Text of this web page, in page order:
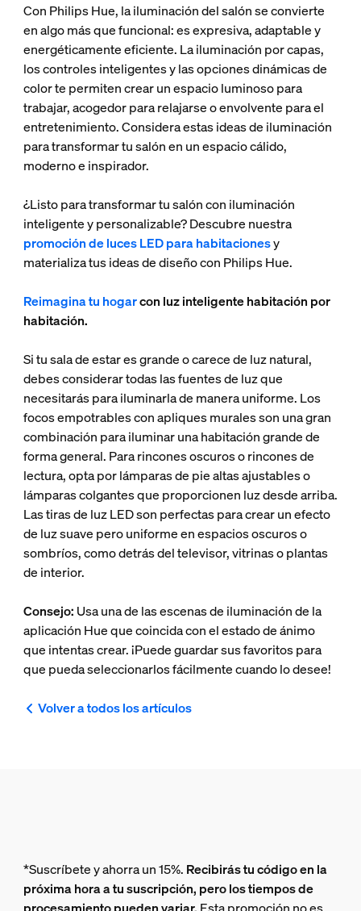
Con Philips Hue, la iluminación del salón se convierte
en algo más que funcional: es expresiva, adaptable y
energéticamente eficiente. La iluminación por capas,
los controles inteligentes y las opciones dinámicas de
color te permiten crear un espacio luminoso para
trabajar, acogedor para relajarse o envolvente para el
entretenimiento. Considera estas ideas de iluminación
para transformar tu salón en un espacio cálido,
moderno e inspirador.
¿Listo para transformar tu salón con iluminación
inteligente y personalizable? Descubre nuestra
promoción de luces LED para habitacionesy
materializa tus ideas de diseño con Philips Hue.
Reimagina tu hogarcon luz inteligente habitación por
habitación.
Si tu sala de estar es grande o carece de luz natural,
debes considerar todas las fuentes de luz que
necesitarás para iluminarla de manera uniforme. Los
focos empotrables con apliques murales son una gran
combinación para iluminar una habitación grande de
forma general. Para rincones oscuros o rincones de
lectura, opta por lámparas de pie altas ajustables o
lámparas colgantes que proporcionen luz desde arriba.
Las tiras de luz LED son perfectas para crear un efecto
de luz suave pero uniforme en espacios oscuros o
sombríos, como detrás del televisor, vitrinas o plantas
de interior.
Consejo: Usa una de las escenas de iluminación de la
aplicación Hue que coincida con el estado de ánimo
que intentas crear. ¡Puede guardar sus favoritos para
que pueda seleccionarlos fácilmente cuando lo desee!
Volver a todos los artículos
*Suscríbete y ahorra un 15%. Recibirás tu código en la
próxima hora a tu suscripción, pero los tiempos de
procesamiento pueden variar. Esta promoción no es